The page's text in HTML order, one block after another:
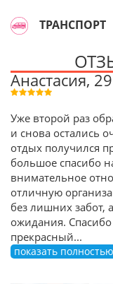
ТРАНСПОРТ
Анастасия,
Уже второй раз
и снова остались
отдых получился
большое спасибо
внимательное
отличную
без лишних забот,
ожидания.
прекрасный...
показать полностью